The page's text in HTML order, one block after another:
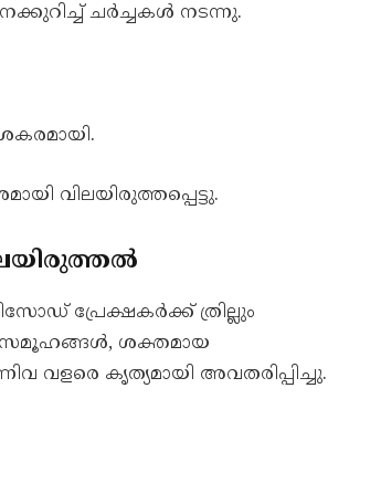
ചർച്ചകൾ നടന്നു.
വിലയിരുത്തപ്പെട്ടു.
പ്രേക്ഷകർക്ക് ത്രില്ലും
ശക്തമായ
വളരെ കൃത്യമായി അവതരിപ്പിച്ചു.